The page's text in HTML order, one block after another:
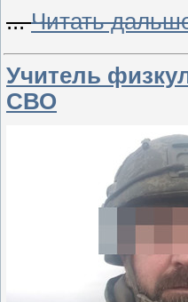
...Читать
Учитель
СВО